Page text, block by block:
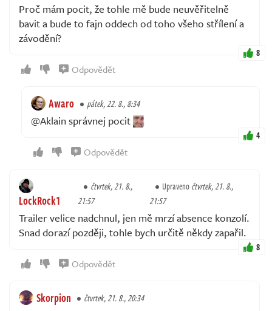
Proč mám pocit, že tohle mě bude neuvěřitelně
bavit a bude to fajn oddech od toho všeho střílení a
závodění?
8
Odpovědět
Awaro pátek, 22. 8., 8:34
@Aklain správnej pocit
4
Odpovědět
LockRock1
čtvrtek, 21. 8.,
21:57
Upravenočtvrtek, 21. 8.,
21:57
Trailer velice nadchnul, jen mě mrzí absence konzolí.
Snad dorazí později, tohle bych určitě někdy zapařil.
8
Odpovědět
Skorpion čtvrtek, 21. 8., 20:34